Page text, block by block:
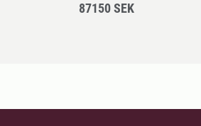
87150 SEK